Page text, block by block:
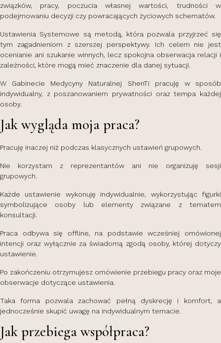
związków, pracy, poczucia własnej wartości, trudności w
podejmowaniu decyzji czy powracających życiowych schematów.
Ustawienia Systemowe są metodą, która pozwala przyjrzeć się
tym zagadnieniom z szerszej perspektywy. Ich celem nie jest
ocenianie ani szukanie winnych, lecz spokojna obserwacja relacji i
zależności, które mogą mieć znaczenie dla danej sytuacji.
W Gabinecie Medycyny Naturalnej ShenTi pracuję w sposób
indywidualny, z poszanowaniem prywatności oraz tempa każdej
osoby.
Jak wygląda moja praca?
Pracuję inaczej niż podczas klasycznych ustawień grupowych.
Nie korzystam z reprezentantów ani nie organizuję sesji
grupowych.
Każde ustawienie wykonuję indywidualnie, wykorzystując figurki
symbolizujące osoby lub elementy związane z tematem
konsultacji.
Praca odbywa się offline, na podstawie wcześniej omówionej
intencji oraz wyłącznie za świadomą zgodą osoby, której dotyczy
ustawienie.
Po zakończeniu otrzymujesz omówienie przebiegu pracy oraz moje
obserwacje dotyczące ustawienia.
Taka forma pozwala zachować pełną dyskrecję i komfort, a
jednocześnie skupić uwagę na indywidualnym temacie.
Jak przebiega współpraca?